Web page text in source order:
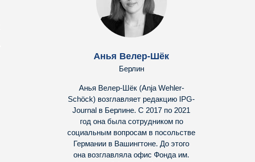
Анья Велер-Шёк
Берлин
Анья Велер-Шёк (Anja Wehler-
Schöck) возглавляет редакцию IPG-
Journal в Берлине. С 2017 по 2021
год она была сотрудником по
социальным вопросам в посольстве
Германии в Вашингтоне. До этого
она возглавляла офис Фонда им.